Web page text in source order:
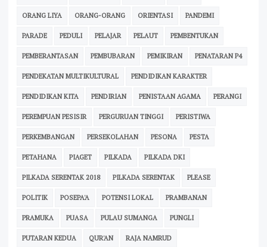
ORANG LIYA ORANG-ORANG ORIENTASI PANDEMI
PARADE PEDULI PELAJAR PELAUT PEMBENTUKAN
PEMBERANTASAN PEMBUBARAN PEMIKIRAN PENATARAN P4
PENDEKATAN MULTIKULTURAL PENDIDIKAN KARAKTER
PENDIDIKAN KITA PENDIRIAN PENISTAAN AGAMA PERANGI
PEREMPUAN PESISIR PERGURUAN TINGGI PERISTIWA
PERKEMBANGAN PERSEKOLAHAN PESONA PESTA
PETAHANA PIAGET PILKADA PILKADA DKI
PILKADA SERENTAK 2018 PILKADA SERENTAK PLEASE
POLITIK POSEPA'A POTENSI LOKAL PRAMBANAN
PRAMUKA PUASA PULAU SUMANGA PUNGLI
PUTARAN KEDUA QUR'AN RAJA NAMRUD